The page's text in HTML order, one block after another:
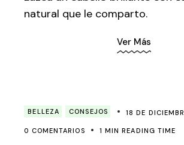
natural que le comparto.
Ver Más
BELLEZA CONSEJOS 18 DE
0 COMENTARIOS 1 MIN READING TIME